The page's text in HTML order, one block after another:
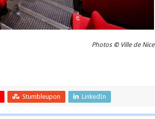
Photos © Ville de Nice
Stumbleupon LinkedIn